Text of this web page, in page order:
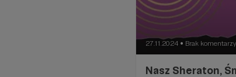
27.11.2024 ● Brak komentarzy
Nasz Sheraton,